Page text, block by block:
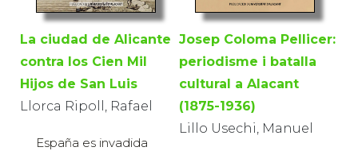
La ciudad de Alicante
contra los Cien Mil
Hijos de San Luis
Llorca Ripoll, Rafael
España es invadida
Josep Coloma Pellicer:
periodisme i batalla
cultural a Alacant
(1875-1936)
Lillo Usechi, Manuel